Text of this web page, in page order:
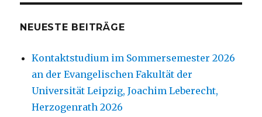
NEUESTE BEITRÄGE
Kontaktstudium im Sommersemester 2026
an der Evangelischen Fakultät der
Universität Leipzig, Joachim Leberecht,
Herzogenrath 2026